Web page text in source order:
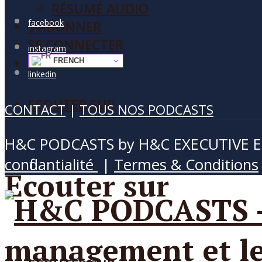
RÉSUMÉ AUDIO
S’ABONNER
SE CONNECTER
FRENCH
ECOUTER SUR
Ecouter sur
facebook
instagram
linkedin
CONTACT|TOUS NOS PODCASTS
H&C PODCASTS by H&C
confidantialité | Termes & Conditions